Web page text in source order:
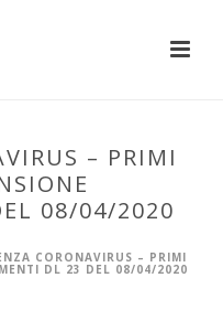
– PRIMI
08/04/2020
CORONAVIRUS – PRIMI
DL 23 DEL 08/04/2020